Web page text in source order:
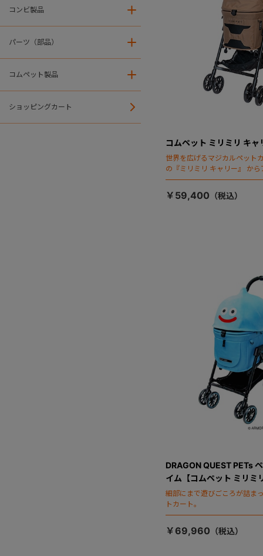
コンビ製品
パーツ（部品）
コムペット製品
ショッピングカート
コムペット ミリミリ キャ
世界を広げるマジカルペット
の『ミリミリ キャリー』 か
場！
￥59,400
DRAGON QUEST PETs
イム【コムペット ミリミ
細部にまで遊びごころが詰ま
トカート。
￥69,960